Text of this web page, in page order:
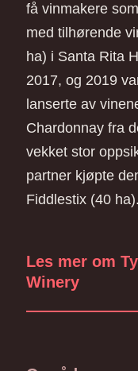
få vinmakere
med tilhørende
ha) i Santa Rita
2017, og 2019
lanserte av
Chardonnay fra
vekket stor
partner kjøpte
Fiddlestix (40 ha).
Les mer om
Winery